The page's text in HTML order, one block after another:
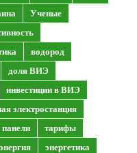
Ученые
водород
доля ВИЭ
инвестиции в ВИЭ
электростанция
тарифы
энергетика